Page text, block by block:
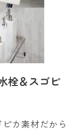
栓＆スゴピ
カ素材だから